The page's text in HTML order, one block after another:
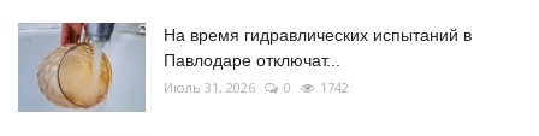
На время гидравлических испытаний в
Павлодаре отключат...
Июль 31, 2026 0 1742